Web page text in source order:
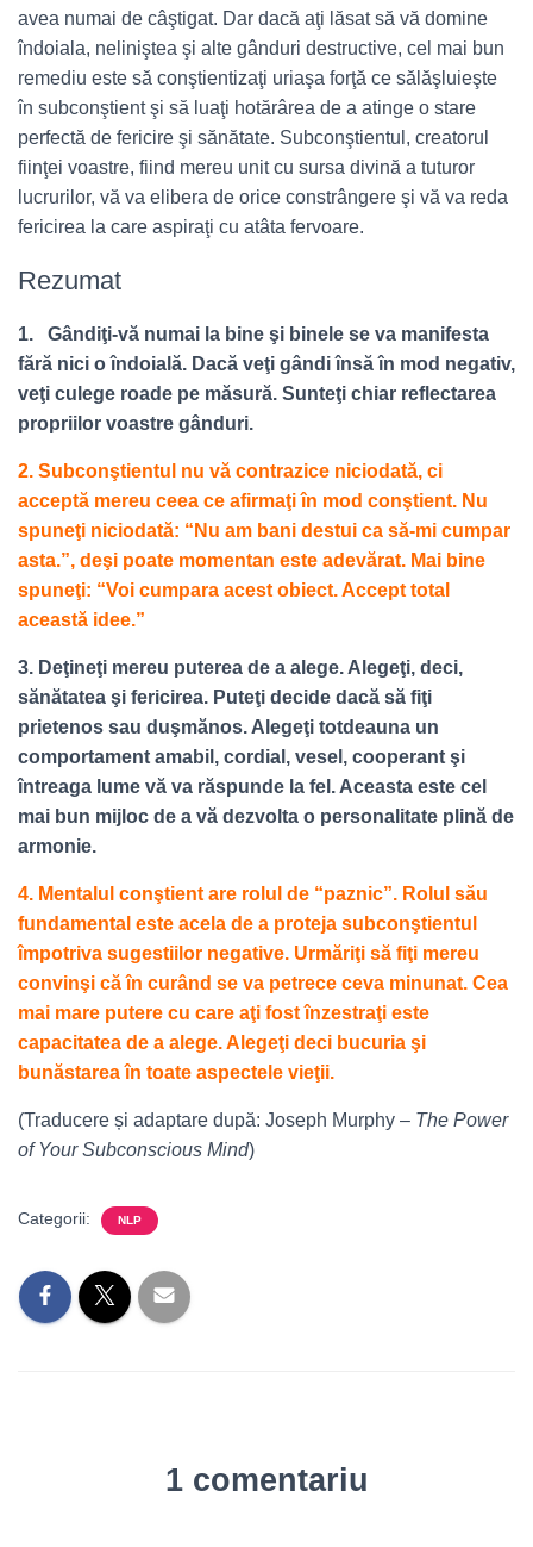
avea numai de câştigat. Dar dacă aţi lăsat să vă domine
îndoiala, neliniştea şi alte gânduri destructive, cel mai bun
remediu este să conştientizaţi uriaşa forţă ce sălăşluieşte
în subconştient şi să luaţi hotărârea de a atinge o stare
perfectă de fericire şi sănătate. Subconştientul, creatorul
fiinţei voastre, fiind mereu unit cu sursa divină a tuturor
lucrurilor, vă va elibera de orice constrângere şi vă va reda
fericirea la care aspiraţi cu atâta fervoare.
Rezumat
1. Gândiţi-vă numai la bine şi binele se va manifesta
fără nici o îndoială. Dacă veţi gândi însă în mod negativ,
veţi culege roade pe măsură. Sunteţi chiar reflectarea
propriilor voastre gânduri.
2. Subconştientul nu vă contrazice niciodată, ci
acceptă mereu ceea ce afirmaţi în mod conştient. Nu
spuneţi niciodată: “Nu am bani destui ca să-mi cumpar
asta.”, deşi poate momentan este adevărat. Mai bine
spuneţi: “Voi cumpara acest obiect. Accept total
această idee.”
3. Deţineţi mereu puterea de a alege. Alegeţi, deci,
sănătatea şi fericirea. Puteţi decide dacă să fiţi
prietenos sau duşmănos. Alegeţi totdeauna un
comportament amabil, cordial, vesel, cooperant şi
întreaga lume vă va răspunde la fel. Aceasta este cel
mai bun mijloc de a vă dezvolta o personalitate plină de
armonie.
4. Mentalul conştient are rolul de “paznic”. Rolul său
fundamental este acela de a proteja subconştientul
împotriva sugestiilor negative. Urmăriţi să fiţi mereu
convinşi că în curând se va petrece ceva minunat. Cea
mai mare putere cu care aţi fost înzestraţi este
capacitatea de a alege. Alegeţi deci bucuria şi
bunăstarea în toate aspectele vieţii.
(Traducere și adaptare după: Joseph Murphy – The Power
of Your Subconscious Mind)
Categorii: NLP
1 comentariu